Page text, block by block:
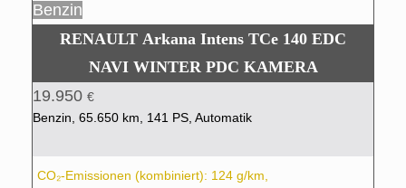
Benzin
RENAULT Arkana Intens TCe 140 EDC
NAVI WINTER PDC KAMERA
19.950 €
Benzin, 65.650 km, 141 PS, Automatik
CO₂-Emissionen (kombiniert): 124 g/km,